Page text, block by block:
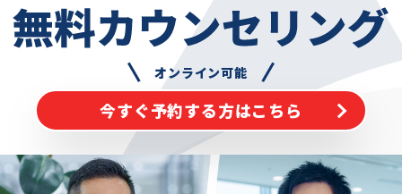
オンライン可能
今すぐ予約する方はこちら